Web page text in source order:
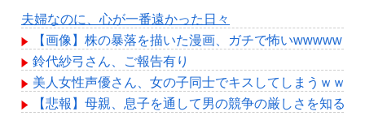
夫婦なのに、心が一番遠かった日々
【画像】株の暴落を描いた漫画、ガチで怖いwwwww
鈴代紗弓さん、ご報告有り
美人女性声優さん、女の子同士でキスしてしまうｗｗｗ
【悲報】母親、息子を通して男の競争の厳しさを知るｗ